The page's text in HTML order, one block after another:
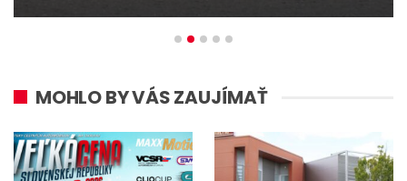
MOHLO BY VÁS ZAUJÍMAŤ